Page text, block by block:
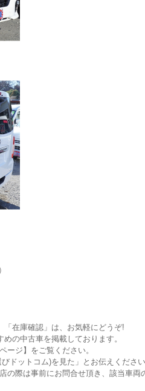
在庫確認」は、お気軽にどうぞ!
の中古車を掲載しております。
ージ】をご覧ください。
ドットコム)を見た」とお伝えください
の際は事前にお問合せ頂き、該当車両